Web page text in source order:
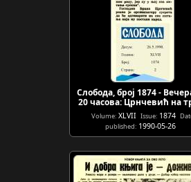
Слобода, број 1874 -
20 часова: Црнчевић на
Volume: XLVII Issue: 1874
published: 1990-05-26